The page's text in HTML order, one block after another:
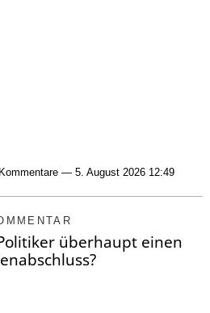
Kommentare — 5. August 2026 12:49
überhaupt einen